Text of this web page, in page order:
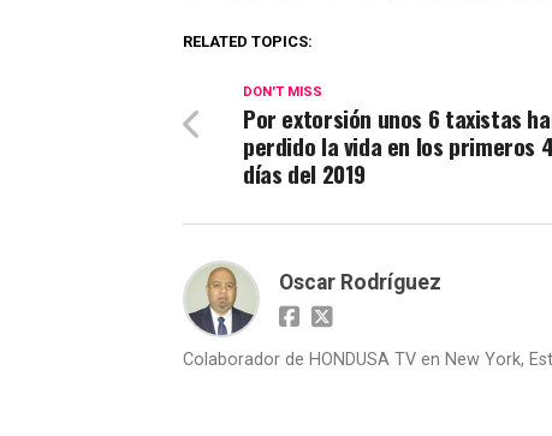
RELATED TOPICS:
DON'T MISS
Por extorsión unos 6 taxistas
perdido la vida en los primeros
días del 2019
Oscar Rodríguez
Colaborador de HONDUSA TV en New York,